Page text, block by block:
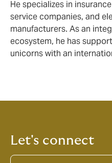
He specializes in
service companies, and
manufacturers. As an
ecosystem, he has
unicorns with an
Let's connect